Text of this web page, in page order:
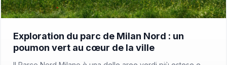
Exploration du parc de Milan Nord : un
poumon vert au cœur de la ville